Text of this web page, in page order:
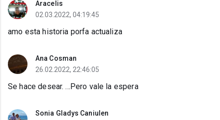
Aracelis
02.03.2022, 04:19:45
amo esta historia porfa actualiza
Ana Cosman
26.02.2022, 22:46:05
Se hace desear. ...Pero vale la espera
Sonia Gladys Caniulen